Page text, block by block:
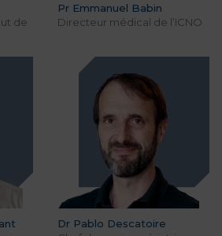
de
Pr Emmanuel Babin
Directeur médical de l’ICNO
Dr Pablo Descatoire